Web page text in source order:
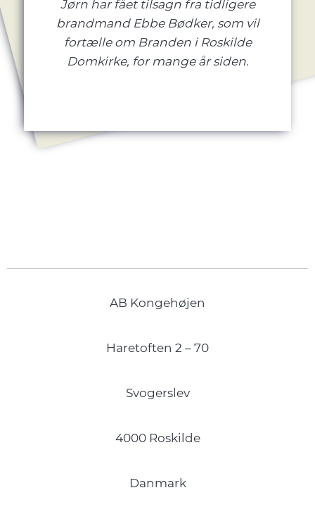
Jørn har fået tilsagn fra tidligere
brandmand Ebbe Bødker, som vil
fortælle om Branden i Roskilde
Domkirke, for mange år siden.
AB Kongehøjen
Haretoften 2 – 70
Svogerslev
4000 Roskilde
Danmark